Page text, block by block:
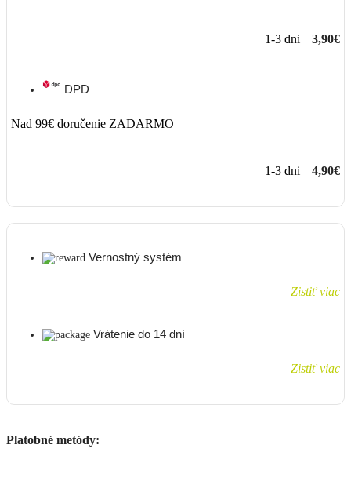
1-3 dni 3,90€
DPD
Nad 99€ doručenie ZADARMO
1-3 dni 4,90€
Vernostný systém
Zistiť viac
Vrátenie do 14 dní
Zistiť viac
Platobné metódy: